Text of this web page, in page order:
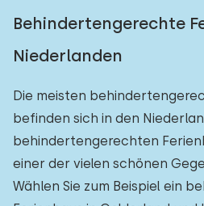
Behindertengerechte
Niederlanden
Die meisten
befinden sich in den
behindertengerechten
einer der vielen schönen
Wählen Sie zum Beispiel ein